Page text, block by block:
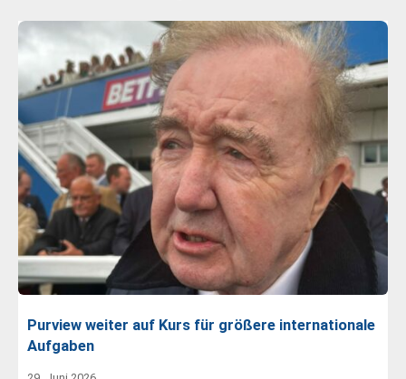
Purview weiter auf Kurs für größere internationale
Aufgaben